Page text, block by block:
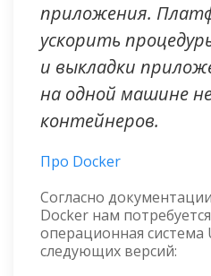
приложения.
ускорить
и выкладки
на одной машине
контейнеров.
Про Docker
Согласно
Docker нам
операционная
следующих версий: